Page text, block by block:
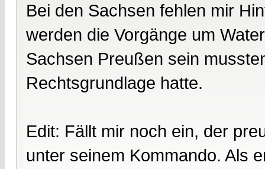
Bei den Sachsen fehlen mir
werden die Vorgänge um
Sachsen Preußen sein
Rechtsgrundlage hatte.
Edit: Fällt mir noch ein, der
unter seinem Kommando. Als